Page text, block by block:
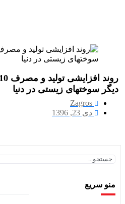
روند افزایشی
زیستی در دنیا
Zagros